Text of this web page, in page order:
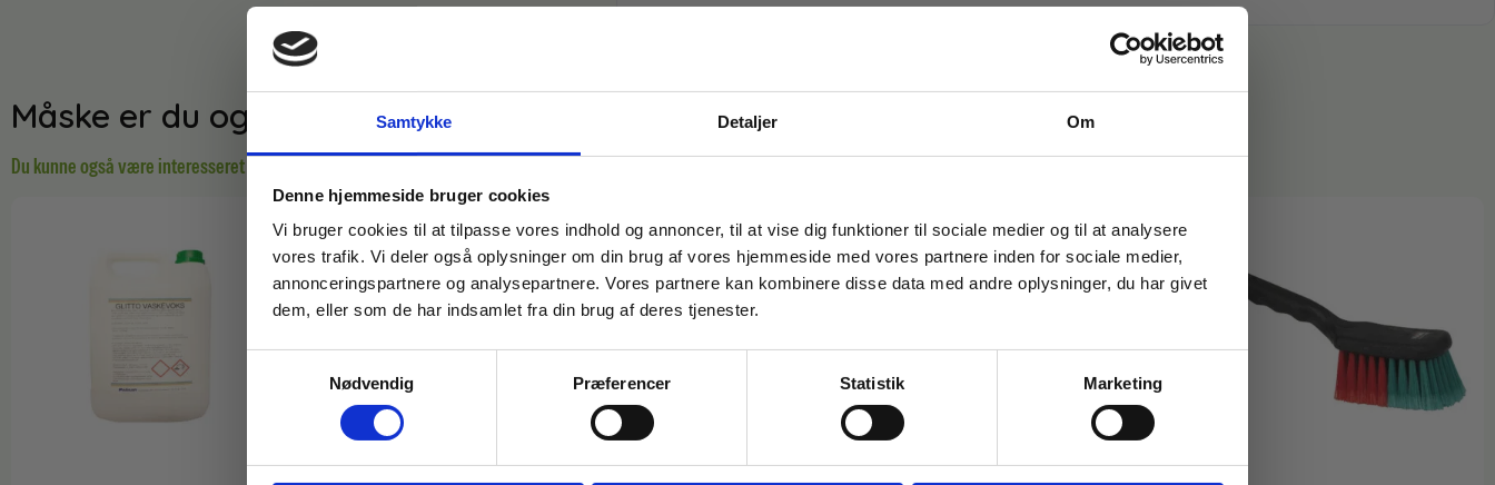
Samtykke Detaljer Om
Denne hjemmeside bruger cookies
Vi bruger cookies til at tilpasse vores indhold og annoncer, til at vise dig funktioner til sociale medier og til at analysere
vores trafik. Vi deler også oplysninger om din brug af vores hjemmeside med vores partnere inden for sociale medier,
annonceringspartnere og analysepartnere. Vores partnere kan kombinere disse data med andre oplysninger, du har givet
dem, eller som de har indsamlet fra din brug af deres tjenester.
Nødvendig
Præferencer Statistik Marketing
Måske er du også interesseret i følgende produkter:
Du kunne også være interesseret i…
Gem den, før den forsvinder!
Email